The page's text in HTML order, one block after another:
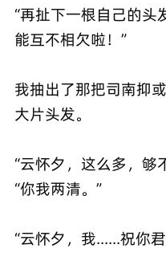
“再扯下一根自己的头
能互不相欠啦！”
我抽出了那把司南抑
大片头发。
“云怀夕，这么多，够
“你我两清。”
“云怀夕，我......祝你